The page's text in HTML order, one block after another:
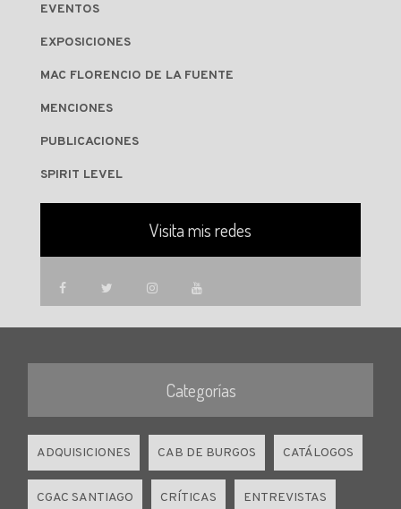
EVENTOS
EXPOSICIONES
MAC FLORENCIO DE LA FUENTE
MENCIONES
PUBLICACIONES
SPIRIT LEVEL
Visita mis redes
Categorías
ADQUISICIONES CAB DE BURGOS CATÁLOGOS
CGAC SANTIAGO CRÍTICAS ENTREVISTAS